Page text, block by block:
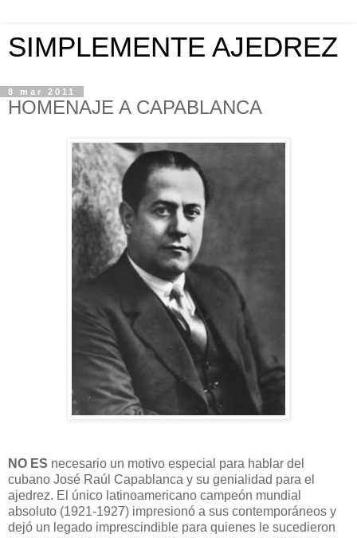
SIMPLEMENTE AJEDREZ
8 mar 2011
HOMENAJE A CAPABLANCA
NO ES necesario un motivo especial para hablar del
cubano José Raúl Capablanca y su genialidad para el
ajedrez. El único latinoamericano campeón mundial
absoluto (1921-1927) impresionó a sus contemporáneos y
dejó un legado imprescindible para quienes le sucedieron